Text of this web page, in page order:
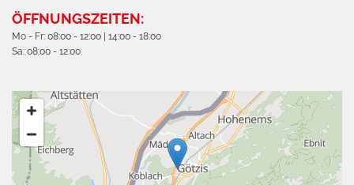
ÖFFNUNGSZEITEN:
Mo - Fr: 08:00 - 12:00 | 14:00 - 18:00
Sa: 08:00 - 12:00